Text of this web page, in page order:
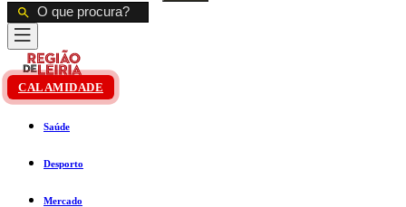
CALAMIDADE
Saúde
Desporto
Mercado